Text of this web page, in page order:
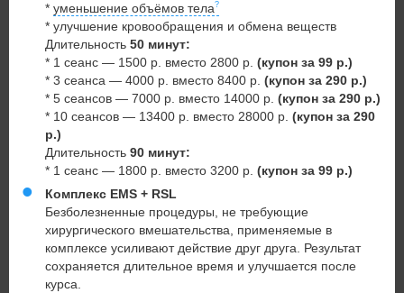
* уменьшение объёмов тела
* улучшение кровообращения и обмена веществ
Длительность 50 минут:
* 1 сеанс — 1500 р. вместо 2800 р. (купон за 99 р.)
* 3 сеанса — 4000 р. вместо 8400 р. (купон за 290 р.)
* 5 сеансов — 7000 р. вместо 14000 р. (купон за 290 р.)
* 10 сеансов — 13400 р. вместо 28000 р. (купон за 290
р.)
Длительность 90 минут:
* 1 сеанс — 1800 р. вместо 3200 р. (купон за 99 р.)
Комплекс EMS + RSL
Безболезненные процедуры, не требующие
хирургического вмешательства, применяемые в
комплексе усиливают действие друг друга. Результат
сохраняется длительное время и улучшается после
курса.